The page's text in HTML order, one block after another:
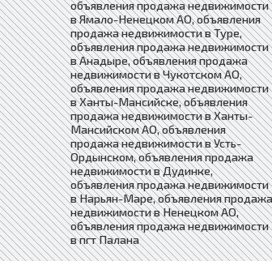
объявления продажа недвижимости
в Ямало-Ненецком АО, объявления
продажа недвижимости в Туре,
объявления продажа недвижимости
в Анадыре, объявления продажа
недвижимости в Чукотском АО,
объявления продажа недвижимости
в Ханты-Мансийске, объявления
продажа недвижимости в Ханты-
Мансийском АО, объявления
продажа недвижимости в Усть-
Ордынском, объявления продажа
недвижимости в Дудинке,
объявления продажа недвижимости
в Нарьян-Маре, объявления продажа
недвижимости в Ненецком АО,
объявления продажа недвижимости
в пгт Палана